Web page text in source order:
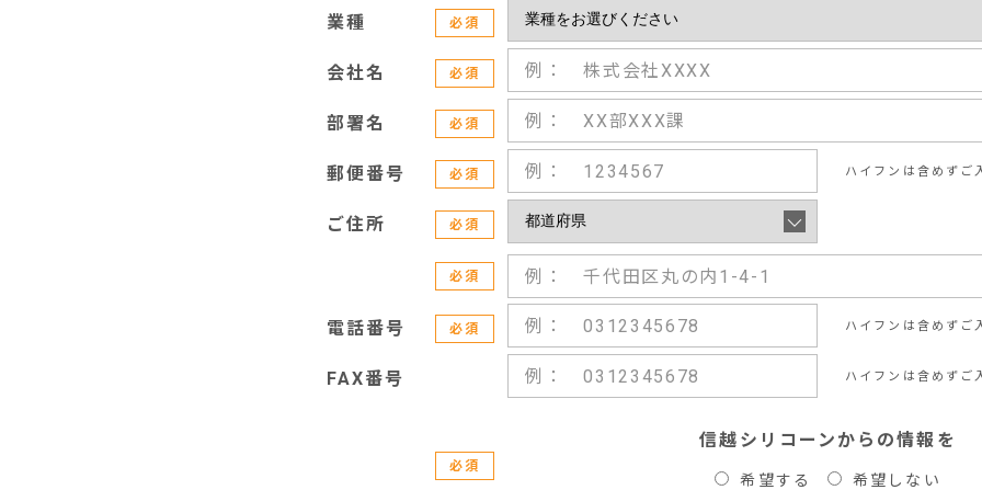
業種 必須
会社名 必須
部署名 必須
郵便番号 必須 ハイフンは含めずご
ご住所 必須
必須
電話番号 必須 ハイフンは含めずご
FAX番号 ハイフンは含めずご
必須
信越シリコーンからの情報を
希望する 希望しない